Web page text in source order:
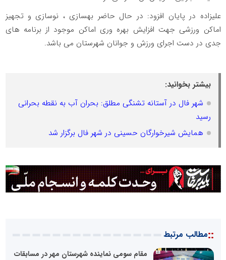
علیزاده در پایان افزود: در حال حاضر بهسازی ، نوسازی و تجهیز
اماکن ورزشی جهت افزایش بهره وری اماکن موجود از برنامه های
جدی در دست اجرای ورزش و جوانان شهرستان می باشد.
بیشتر بخوانید:
شهر فال در آستانه تشنگی مطلق: بحران آب به نقطه بحرانی
رسید
همایش شیرخوارگان حسینی در شهر فال برگزار شد
::مطالب مرتبط
مقام سومی نماینده شهرستان مهر در مسابقات